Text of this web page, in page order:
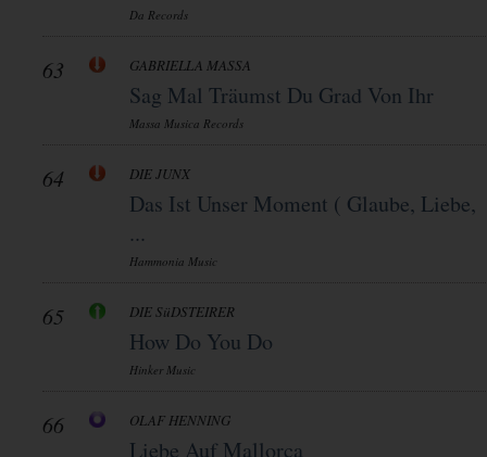
Da Records
63 GABRIELLA MASSA
Sag Mal Träumst Du Grad Von Ihr
Massa Musica Records
64 DIE JUNX
Das Ist Unser Moment ( Glaube, Liebe,
...
Hammonia Music
65 DIE SüDSTEIRER
How Do You Do
Hinker Music
66 OLAF HENNING
Liebe Auf Mallorca